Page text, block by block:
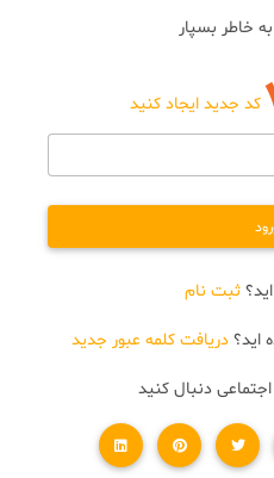
به خاطر بسپار
کد جدید ایجاد کنید
ثبت نام
اید؟دریافت کلمه عبور جدید
دنبال کنید